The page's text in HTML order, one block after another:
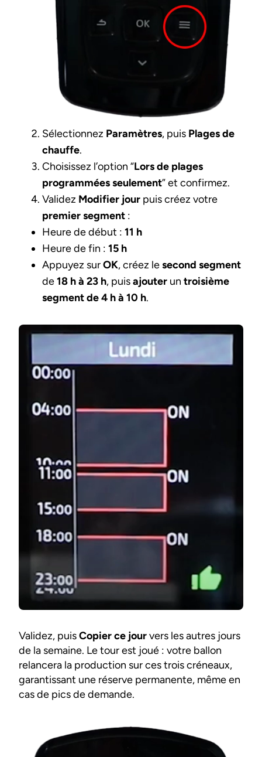
Sélectionnez Paramètres, puis Plages de
chauffe.
Choisissez l’option “Lors de plages
programmées seulement” et confirmez.
Validez Modifier jour puis créez votre
premier segment :
Heure de début : 11 h
Heure de fin : 15 h
Appuyez surOK, créez lesecond segment
de18 h à 23 h, puisajouter un troisième
segment de 4 h à 10 h.
Validez, puisCopier ce jourvers les autres jours
de la semaine. Le tour est joué : votre ballon
relancera la production sur ces trois créneaux,
garantissant une réserve permanente, même en
cas de pics de demande.